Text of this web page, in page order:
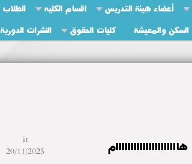
أعضاء هيئة التدريس اقسام الكليه الطلاب
السكن والمعيشة كليات الحقوق النشرات الدورية
هااااااااااااااااااااام
it
20/11/2025